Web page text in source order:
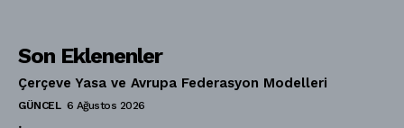
Son Eklenenler
Çerçeve Yasa ve Avrupa Federasyon Modelleri
GÜNCEL 6 Ağustos 2026